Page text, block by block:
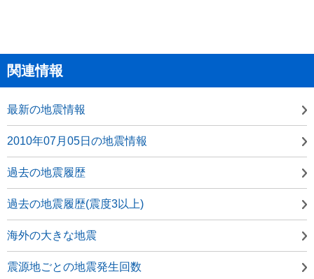
関連情報
最新の地震情報
2010年07月05日の地震情報
過去の地震履歴
過去の地震履歴(震度3以上)
海外の大きな地震
震源地ごとの地震発生回数